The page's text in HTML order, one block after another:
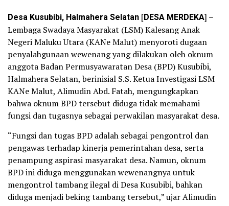
Desa Kusubibi, Halmahera Selatan [DESA MERDEKA] –
Lembaga Swadaya Masyarakat (LSM) Kalesang Anak
Negeri Maluku Utara (KANe Malut) menyoroti dugaan
penyalahgunaan wewenang yang dilakukan oleh oknum
anggota Badan Permusyawaratan Desa (BPD) Kusubibi,
Halmahera Selatan, berinisial S.S. Ketua Investigasi LSM
KANe Malut, Alimudin Abd. Fatah, mengungkapkan
bahwa oknum BPD tersebut diduga tidak memahami
fungsi dan tugasnya sebagai perwakilan masyarakat desa.
“Fungsi dan tugas BPD adalah sebagai pengontrol dan
pengawas terhadap kinerja pemerintahan desa, serta
penampung aspirasi masyarakat desa. Namun, oknum
BPD ini diduga menggunakan wewenangnya untuk
mengontrol tambang ilegal di Desa Kusubibi, bahkan
diduga menjadi beking tambang tersebut,” ujar Alimudin